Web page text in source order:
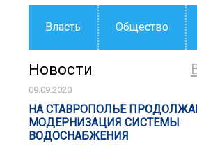
Власть Общество
Новости
09.09.2020
НА СТАВРОПОЛЬЕ
МОДЕРНИЗАЦИЯ СИСТЕМЫ
ВОДОСНАБЖЕНИЯ